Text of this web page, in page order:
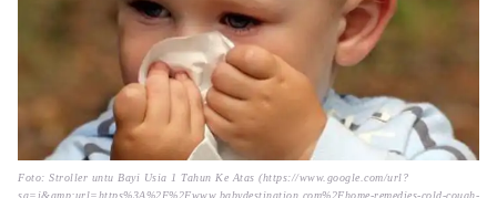
Foto: Stroller untu Bayi Usia 1 Tahun Ke Atas (https://www.google.com/url?